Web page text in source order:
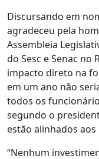
Discursando em
agradeceu pela
Assembleia
do Sesc e Senac no
impacto direto na
em um ano não
todos os
segundo o
estão alinhados
“Nenhum